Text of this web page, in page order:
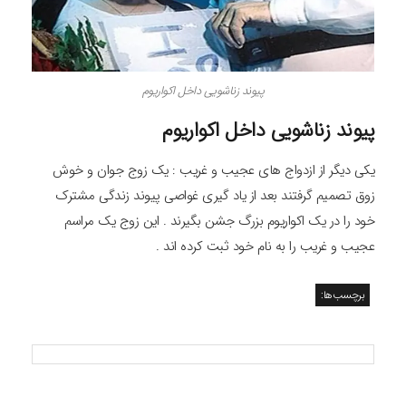
پیوند زناشویی داخل اکواریوم
پیوند زناشویی داخل اکواریوم
یکی دیگر از ازدواج های عجیب و غریب : یک زوج جوان و خوش
زوق تصمیم گرفتند بعد از یاد گیری غواصی پیوند زندگی مشترک
خود را در یک اکواریوم بزرگ جشن بگیرند . این زوج یک مراسم
عجیب و غریب را به نام خود ثبت کرده اند .
برچسب‌ها: